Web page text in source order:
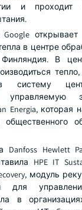
и проходит
открывает
в центре
В
систему
управляемую
Energia, которая
Hewlett
HPE IT
модуль
для
в